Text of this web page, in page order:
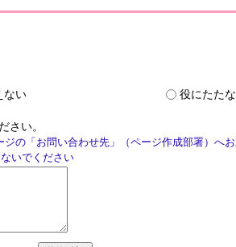
ない 役にたた
さい。
の「お問い合わせ先」（ページ作成部署）へ
いでください